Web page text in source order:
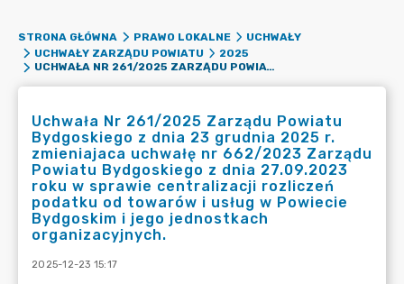
STRONA GŁÓWNA PRAWO LOKALNE
UCHWAŁY
UCHWAŁY ZARZĄDU POWIATU
2025
UCHWAŁA NR 261/2025 ZARZĄDU POWIATU BYDGOSKIEGO Z DNIA 23 GRUDNIA 2025 R. ZMIENIAJACA UCHWAŁĘ NR 662/2023 ZARZĄDU POWIATU BYDGOSKIEGO Z DNIA 27.09.2023 ROKU W SPRAWIE CENTRALIZACJI ROZLICZEŃ PODATKU OD TOWARÓW I USŁUG W POWIECIE BYDGOSKIM I JEGO JEDNOSTKACH ORGANIZACYJNYCH.
Uchwała Nr 261/2025 Zarządu Powiatu
Bydgoskiego z dnia 23 grudnia 2025 r.
zmieniajaca uchwałę nr 662/2023 Zarządu
Powiatu Bydgoskiego z dnia 27.09.2023
roku w sprawie centralizacji rozliczeń
podatku od towarów i usług w Powiecie
Bydgoskim i jego jednostkach
organizacyjnych.
2025-12-23 15:17